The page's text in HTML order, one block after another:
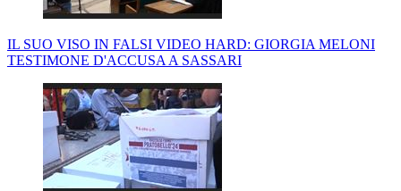
IL SUO VISO IN FALSI VIDEO HARD: GIORGIA MELONI
TESTIMONE D'ACCUSA A SASSARI